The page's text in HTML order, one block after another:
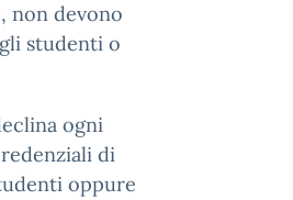
non devono
studenti o
ogni
di
oppure